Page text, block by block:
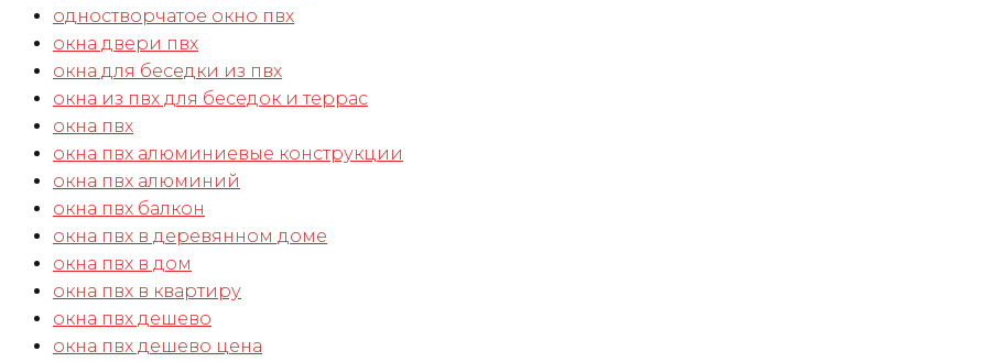
одностворчатое окно пвх
окна двери пвх
окна для беседки из пвх
окна из пвх для беседок и террас
окна пвх
окна пвх алюминиевые конструкции
окна пвх алюминий
окна пвх балкон
окна пвх в деревянном доме
окна пвх в дом
окна пвх в квартиру
окна пвх дешево
окна пвх дешево цена